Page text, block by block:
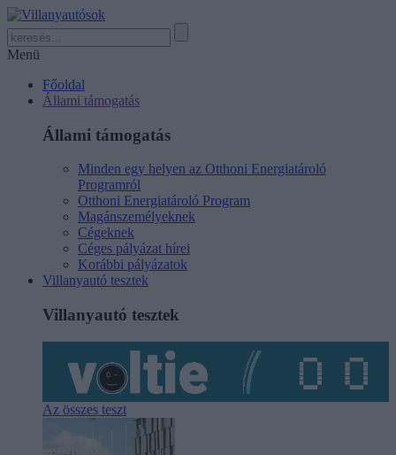
Menü
Főoldal
Állami támogatás
Állami támogatás
Minden egy helyen az Otthoni Energiatároló
Programról
Otthoni Energiatároló Program
Magánszemélyeknek
Cégeknek
Céges pályázat hírei
Korábbi pályázatok
Villanyautó tesztek
Villanyautó tesztek
Az összes teszt